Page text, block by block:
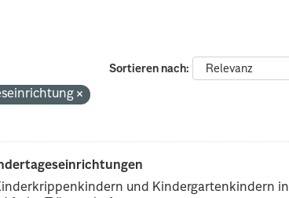
Sortieren nach
und Kindergartenkindern in